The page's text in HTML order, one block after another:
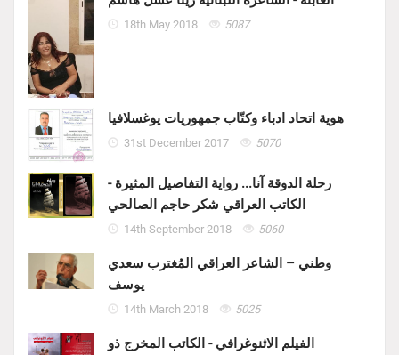
18th May 2018 5087
هوية اتحاد ادباء وكتّاب جمهوريات يوغسلافيا
31st December 2017 5070
رحلة الدوقة آنا... رواية التفاصيل المثيرة -
الكاتب العراقي شكر حاجم الصالحي
14th September 2018 5060
وطني – الشاعر العراقي المُغترب سعدي
يوسف
14th March 2018 5025
الفيلم الاثنوغرافي - الكاتب المخرج ذو